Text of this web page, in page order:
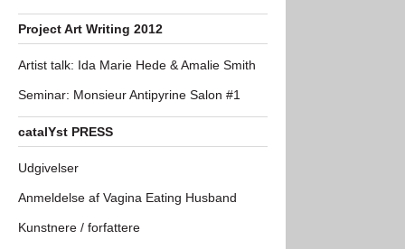
Project Art Writing 2012
Artist talk: Ida Marie Hede & Amalie Smith
Seminar: Monsieur Antipyrine Salon #1
catalYst PRESS
Udgivelser
Anmeldelse af Vagina Eating Husband
Kunstnere / forfattere